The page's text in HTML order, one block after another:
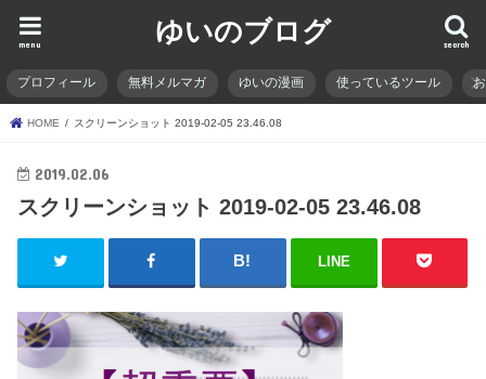
ゆいのブログ search
menu
プロフィール 無料メルマガ ゆいの漫画 使っているツール
HOME スクリーンショット 2019-02-05 23.46.08
2019.02.06
スクリーンショット 2019-02-05 23.46.08
LINE